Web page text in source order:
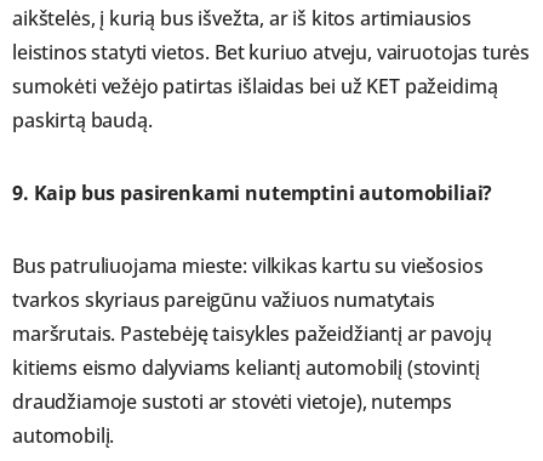
aikštelės, į kurią bus išvežta, ar iš kitos artimiausios
leistinos statyti vietos. Bet kuriuo atveju, vairuotojas turės
sumokėti vežėjo patirtas išlaidas bei už KET pažeidimą
paskirtą baudą.
9. Kaip bus pasirenkami nutemptini automobiliai?
Bus patruliuojama mieste: vilkikas kartu su viešosios
tvarkos skyriaus pareigūnu važiuos numatytais
maršrutais. Pastebėję taisykles pažeidžiantį ar pavojų
kitiems eismo dalyviams keliantį automobilį (stovintį
draudžiamoje sustoti ar stovėti vietoje), nutemps
automobilį.